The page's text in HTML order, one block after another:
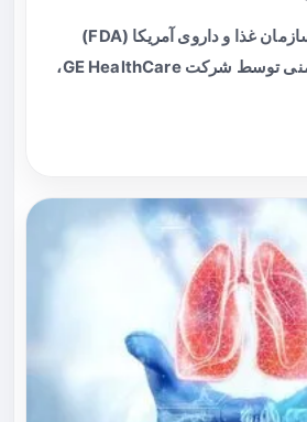
مقدمه گزارش اخیر سازمان غذا و داروی آمریکا (FDA)
درباره یک اصلاحیه ایمنی توسط شرکت GE HealthCare،